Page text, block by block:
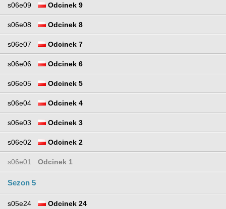
s06e09 Odcinek 9
s06e08 Odcinek 8
s06e07 Odcinek 7
s06e06 Odcinek 6
s06e05 Odcinek 5
s06e04 Odcinek 4
s06e03 Odcinek 3
s06e02 Odcinek 2
s06e01 Odcinek 1
Sezon 5
s05e24 Odcinek 24